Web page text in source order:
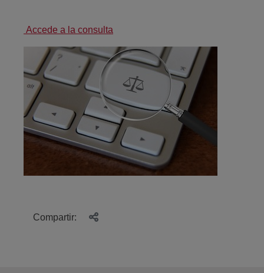
Accede a la consulta
Compartir: